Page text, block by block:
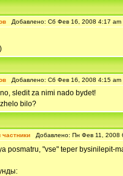
Добавлено: Сб Фев 16, 2008 4:17
Добавлено: Сб Фев 16, 2008 4:15
sledit za nimi nado bydet!
bilo?
частники Добавлено: Пн Фев 11, 2008
posmatru, "vse" teper bysinilepit-